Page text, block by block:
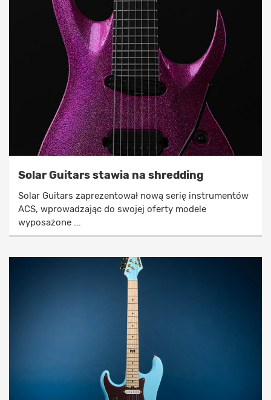
Solar Guitars stawia na shredding
Solar Guitars zaprezentował nową serię instrumentów
ACS, wprowadzając do swojej oferty modele
wyposażone ...